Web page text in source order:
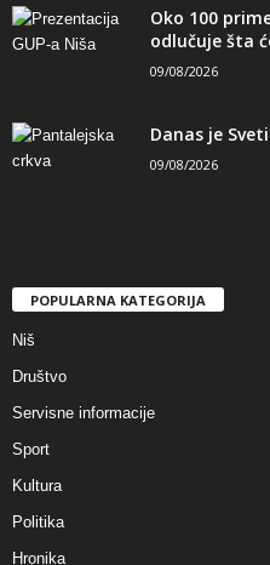
Oko 100
odlučuje šta
09/08/2026
Danas je
09/08/2026
POPULARNA KATEGORIJA
Niš
Društvo
Servisne informacije
Sport
Kultura
Politika
Hronika